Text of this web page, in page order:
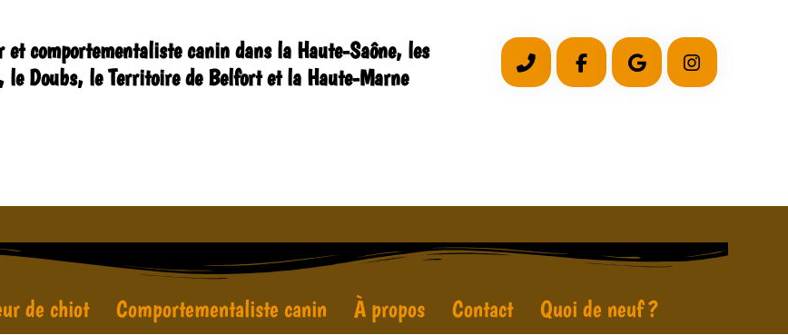
et comportementaliste canin dans la Haute-Saône, les
le Doubs, le Territoire de Belfort et la Haute-Marne
de chiot Comportementaliste canin À propos Contact Quoi de neuf ?